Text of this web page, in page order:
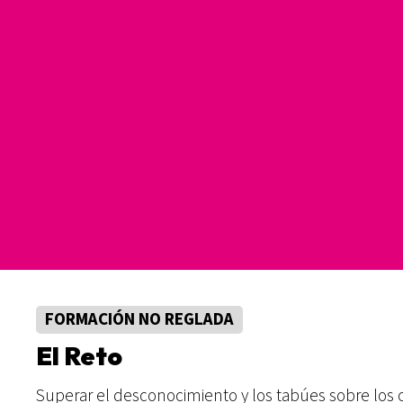
FORMACIÓN NO REGLADA
El Reto
Superar el desconocimiento y los tabúes sobre